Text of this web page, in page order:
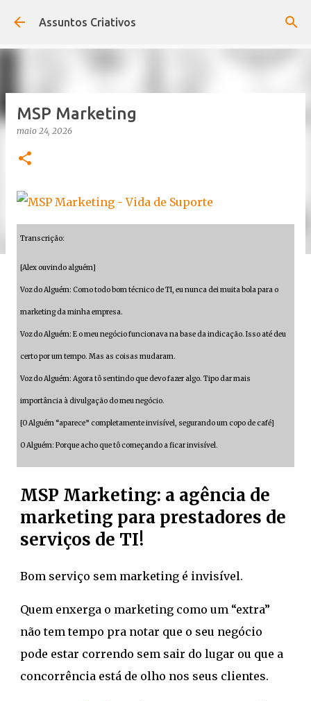
Pular para o conteúdo principal
Assuntos Criativos
MSP Marketing
maio 24, 2026
Transcrição:
[Alex ouvindo alguém]
Voz do Alguém: Como todo bom técnico de TI, eu nunca dei muita bola para o
marketing da minha empresa.
Voz do Alguém: E o meu negócio funcionava na base da indicação. Isso até deu
certo por um tempo. Mas as coisas mudaram.
Voz do Alguém: Agora tô sentindo que devo fazer algo. Tipo dar mais
importância à divulgação do meu negócio.
[O Alguém “aparece” completamente invisível, segurando um copo de café]
O Alguém: Porque acho que tô começando a ficar invisível.
MSP Marketing: a agência de
marketing para prestadores de
serviços de TI!
Bom serviço sem marketing é invisível.
Quem enxerga o marketing como um “extra”
não tem tempo pra notar que o seu negócio
pode estar correndo sem sair do lugar ou que a
concorrência está de olho nos seus clientes.